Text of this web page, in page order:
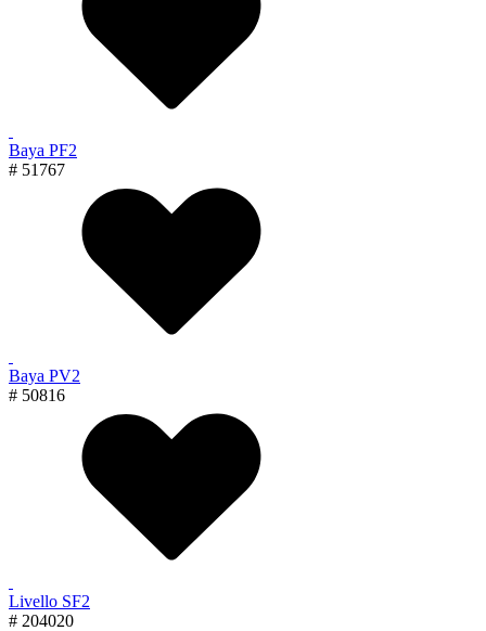
Baya PF2
# 51767
Baya PV2
# 50816
Livello SF2
# 204020